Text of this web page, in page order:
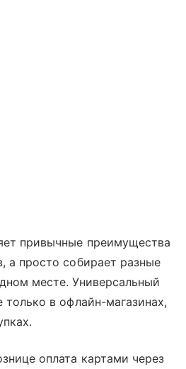
привычные преимущества
а просто собирает разные
месте. Универсальный
только в офлайн-магазинах,
оплата картами через